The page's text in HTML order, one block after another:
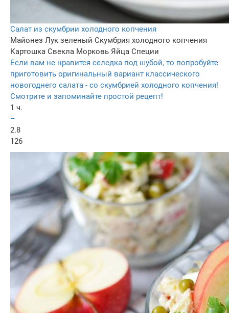
Салат из скумбрии холодного копчения
Майонез Лук зеленый Скумбрия холодного копчения
Картошка Свекла Морковь Яйца Специи
Если вам не нравится селедка под шубой, то попробуйте
приготовить оригинальный вариант классического
новогоднего салата - со скумбрией холодного копчения!
Смотрите и запоминайте простой рецепт!
1 ч.
–
2.8
126